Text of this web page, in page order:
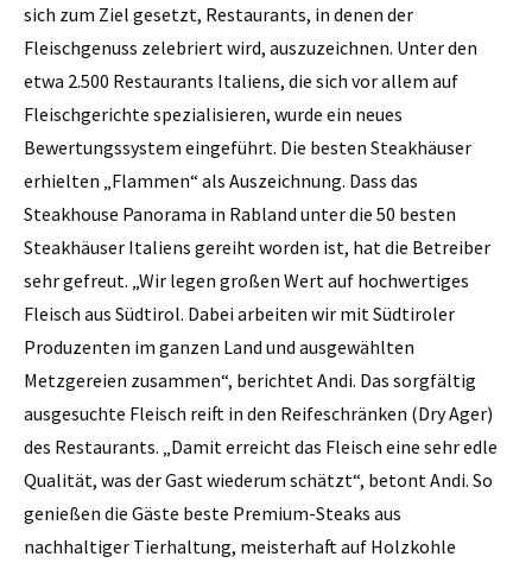
sich zum Ziel gesetzt, Restaurants, in denen der
Fleischgenuss zelebriert wird, auszuzeichnen. Unter den
etwa 2.500 Restaurants Italiens, die sich vor allem auf
Fleischgerichte spezialisieren, wurde ein neues
Bewertungssystem eingeführt. Die besten Steakhäuser
erhielten „Flammen“ als Auszeichnung. Dass das
Steakhouse Panorama in Rabland unter die 50 besten
Steakhäuser Italiens gereiht worden ist, hat die Betreiber
sehr gefreut. „Wir legen großen Wert auf hochwertiges
Fleisch aus Südtirol. Dabei arbeiten wir mit Südtiroler
Produzenten im ganzen Land und ausgewählten
Metzgereien zusammen“, berichtet Andi. Das sorgfältig
ausgesuchte Fleisch reift in den Reifeschränken (Dry Ager)
des Restaurants. „Damit erreicht das Fleisch eine sehr edle
Qualität, was der Gast wiederum schätzt“, betont Andi. So
genießen die Gäste beste Premium-Steaks aus
nachhaltiger Tierhaltung, meisterhaft auf Holzkohle